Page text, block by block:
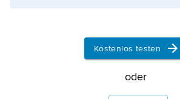
Informationen zum Artikel
Kostenlos testen
oder